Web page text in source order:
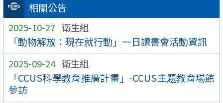
相關公告
2025-10-27 衛生組
「動物解放：現在就行動」一日讀書會活動資訊
2025-09-24 衛生組
「CCUS科學教育推廣計畫」-CCUS主題教育場館
參訪